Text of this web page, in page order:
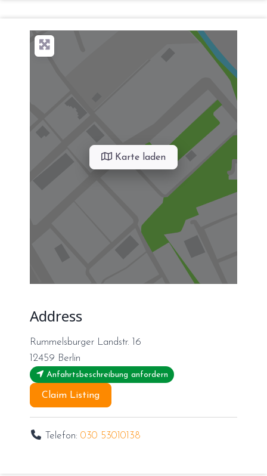
Karte laden
Address
Rummelsburger Landstr. 16
12459 Berlin
Anfahrtsbeschreibung anfordern
Claim Listing
Telefon:030 53010138